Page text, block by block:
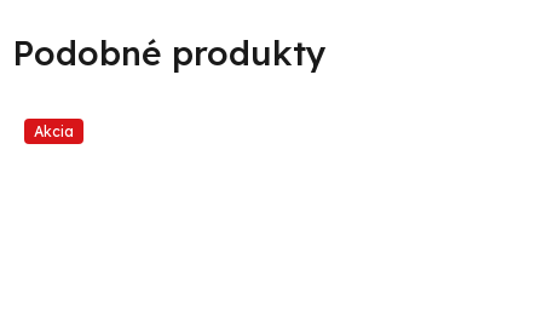
Akcia